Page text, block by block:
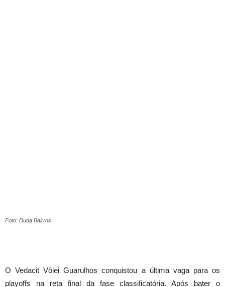
Foto: Duda Bairros
O Vedacit Vôlei Guarulhos conquistou a última vaga para os
playoffs na reta final da fase classificatória. Após bater o